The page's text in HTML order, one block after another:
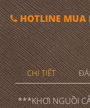
HOTLINE MUA
CHI TIẾT
***KHƠI NGUỒI